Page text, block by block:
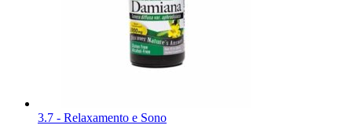
3.7 - Relaxamento e Sono